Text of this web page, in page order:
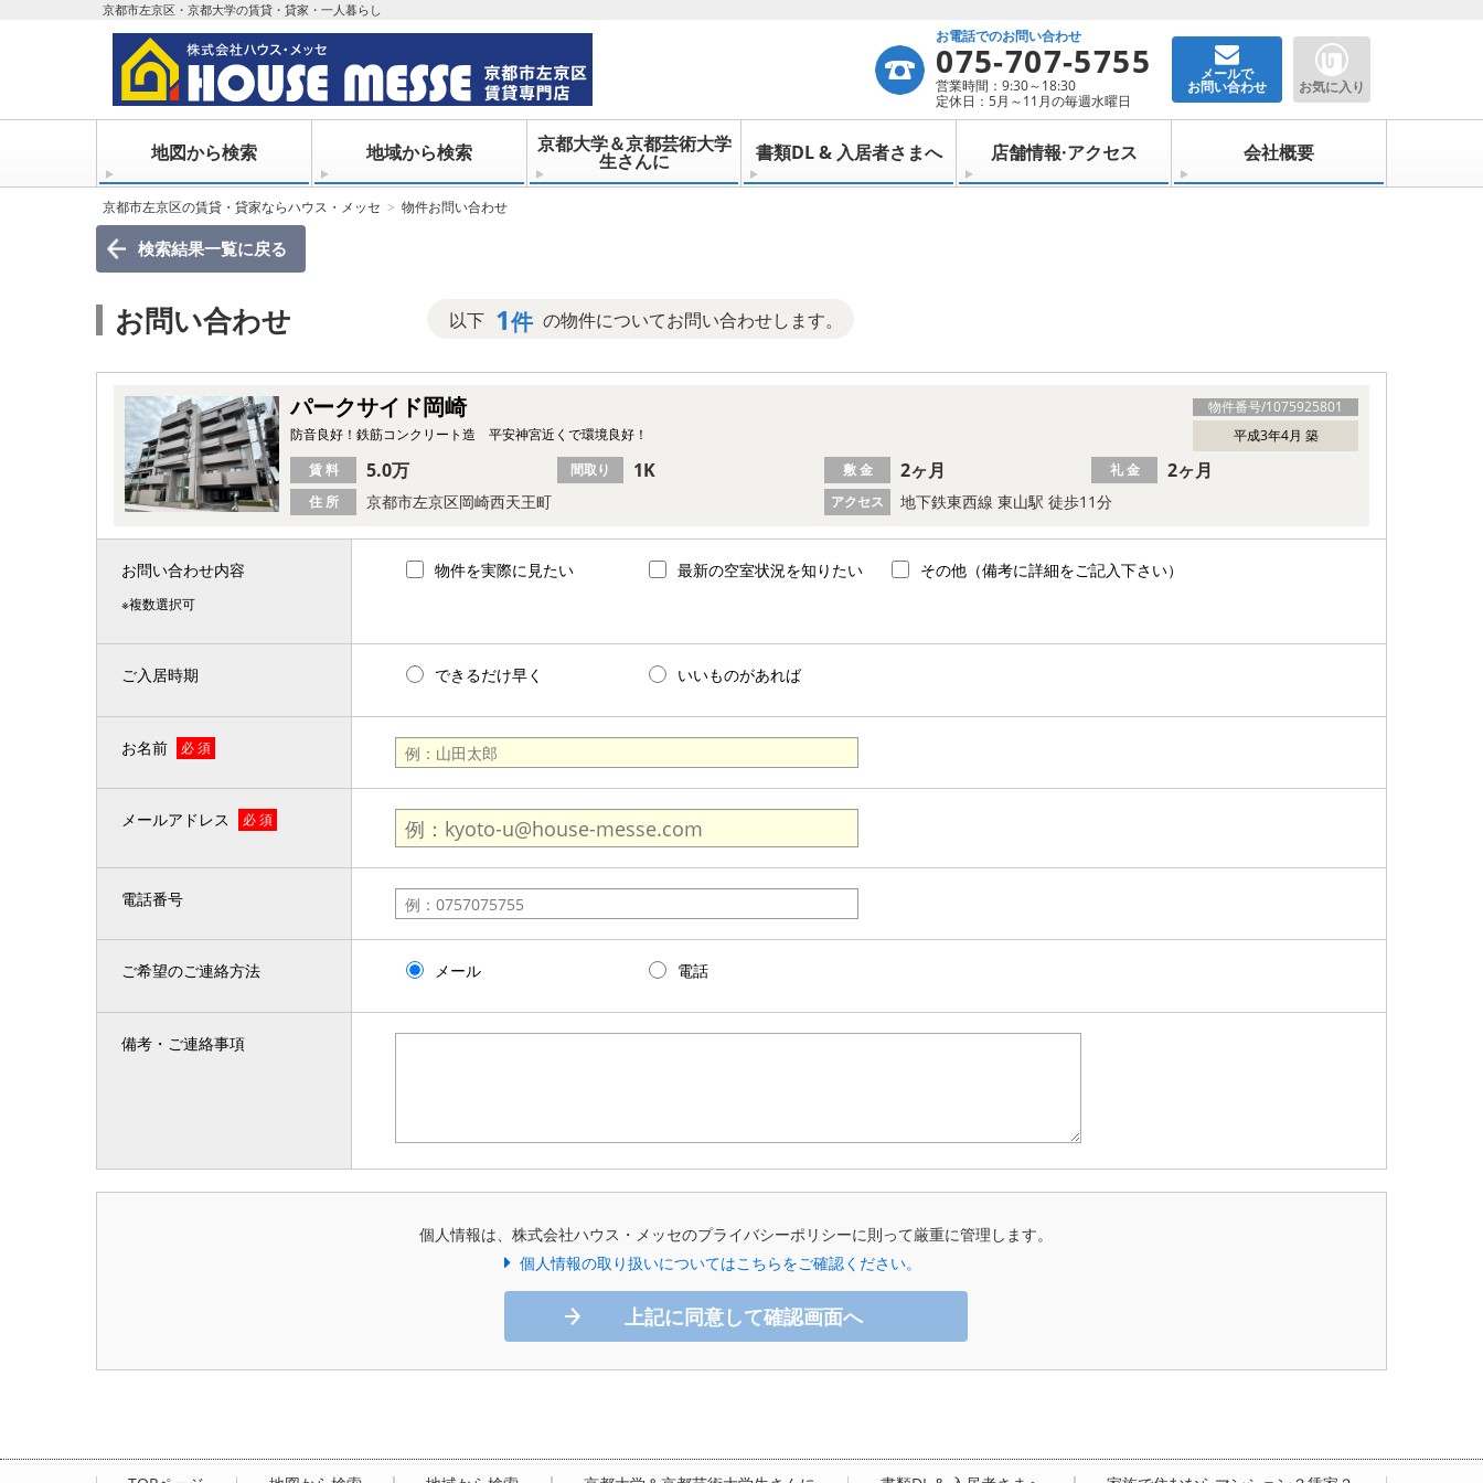
京都市左京区・京都大学の賃貸・貸家・一人暮らし
お電話でのお問い合わせ
075-707-5755
営業時間：9:30～18:30
定休日：5月～11月の毎週水曜日
メールで
お問い合わせ お気に入り
地図から検索 地域から検索 京都大学＆京都芸術大学
生さんに 書類DL & 入居者さまへ 店舗情報·アクセス 会社概要
京都市左京区の賃貸・貸家ならハウス・メッセ 物件お問い合わせ
検索結果一覧に戻る
お問い合わせ 以下 1件 の物件についてお問い合わせします。
物件番号/1075925801
パークサイド岡崎
平成3年4月 築
防音良好！鉄筋コンクリート造 平安神宮近くで環境良好！
住 所 京都市左京区岡崎西天王町 アクセス 地下鉄東西線 東山駅 徒歩11分
賃 料 5.0万 間取り 1K 敷 金 2ヶ月 礼 金 2ヶ月
お問い合わせ内容
※複数選択可
物件を実際に見たい 最新の空室状況を知りたい その他（備考に詳細をご記入下さい）
ご入居時期 できるだけ早く いいものがあれば
お名前 必 須
メールアドレス 必 須
電話番号
ご希望のご連絡方法 メール 電話
備考・ご連絡事項
個人情報は、株式会社ハウス・メッセのプライバシーポリシーに則って厳重に管理します。
個人情報の取り扱いについてはこちらをご確認ください。
上記に同意して確認画面へ